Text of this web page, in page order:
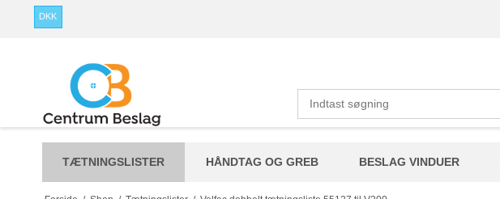
DKK
TÆTNINGSLISTER HÅNDTAG OG GREB BESLAG VINDUER